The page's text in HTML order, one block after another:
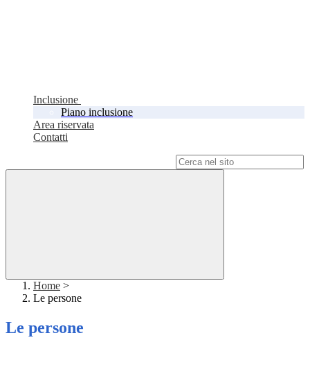
Inclusione
Piano inclusione
Area riservata
Contatti
Home >
Le persone
Le persone